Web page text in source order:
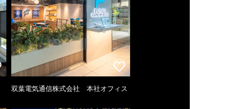
双葉電気通信株式会社 本社オフィス